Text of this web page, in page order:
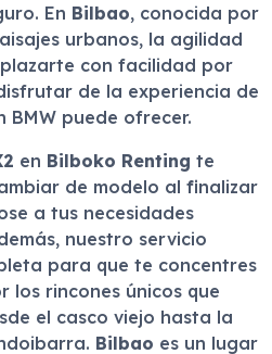
En Bilbao, conocida por
urbanos, la agilidad
con facilidad por
de la experiencia de
BMW puede ofrecer.
en Bilboko Renting te
de modelo al finalizar
a tus necesidades
nuestro servicio
para que te concentres
los rincones únicos que
el casco viejo hasta la
Bilbao es un lugar